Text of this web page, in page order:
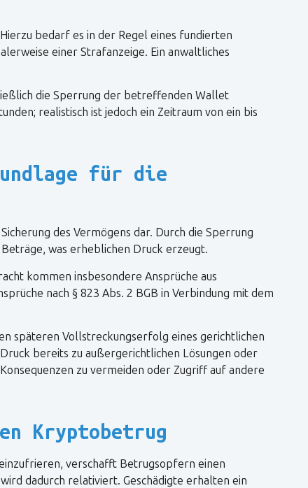
bedarf es in der Regel eines fundierten
einer Strafanzeige. Ein anwaltliches
die Sperrung der betreffenden Wallet
realistisch ist jedoch ein Zeitraum von ein bis
für die
des Vermögens dar. Durch die Sperrung
was erheblichen Druck erzeugt.
kommen insbesondere Ansprüche aus
nach § 823 Abs. 2 BGB in Verbindung mit dem
späteren Vollstreckungserfolg eines gerichtlichen
bereits zu außergerichtlichen Lösungen oder
zu vermeiden oder Zugriff auf andere
Kryptobetrug
verschafft Betrugsopfern einen
dadurch relativiert. Geschädigte erhalten ein